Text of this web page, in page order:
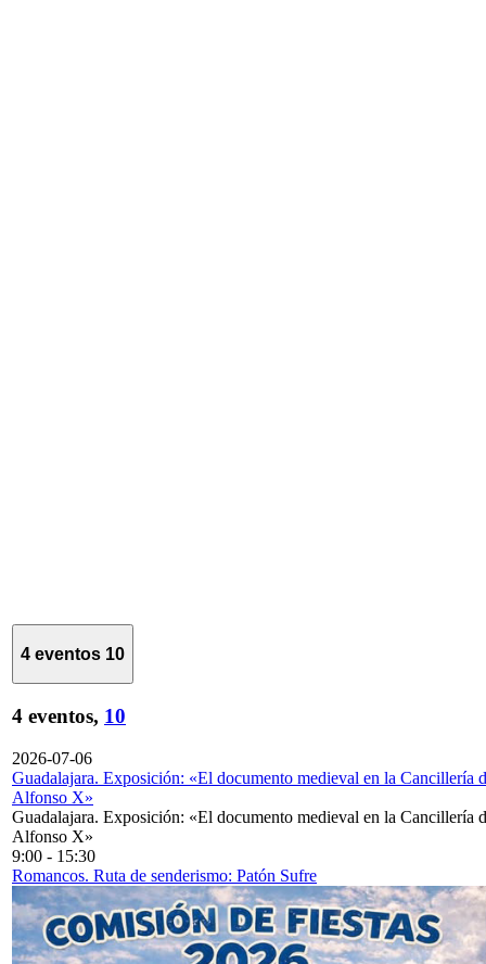
4 eventos 10
4 eventos, 10
2026-07-06
Guadalajara. Exposición: «El documento medieval en la Cancillería
Alfonso X»
Guadalajara. Exposición: «El documento medieval en la Cancillería
Alfonso X»
9:00 - 15:30
Romancos. Ruta de senderismo: Patón Sufre